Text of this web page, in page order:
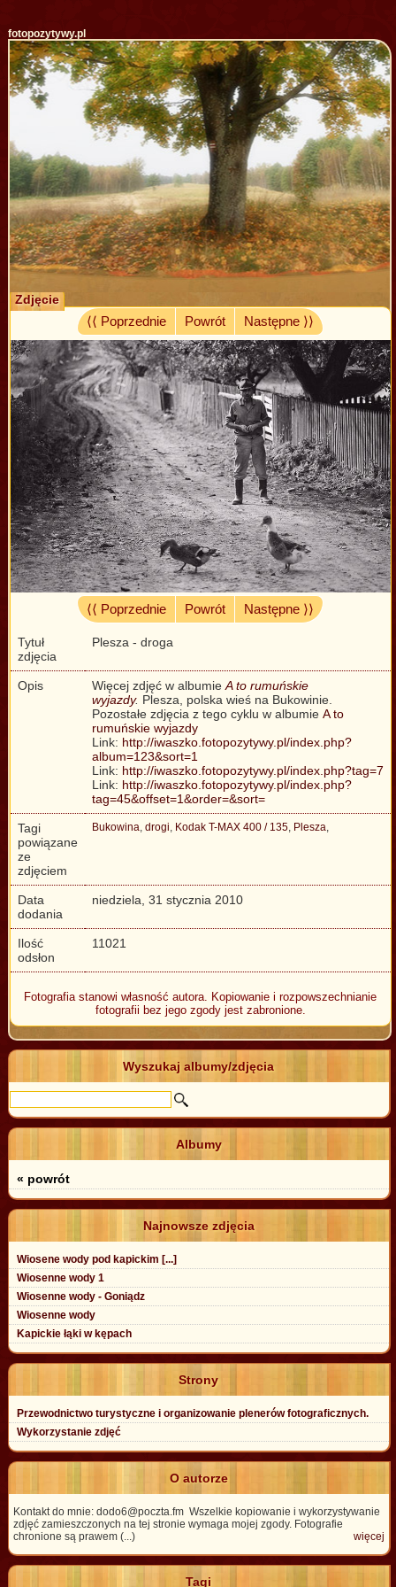
fotopozytywy.pl
Zdjęcie
⟨⟨ Poprzednie
Powrót Następne ⟩⟩
⟨⟨ Poprzednie Powrót Następne ⟩⟩
Tytuł
zdjęcia
Plesza - droga
Opis Więcej zdjęć w albumie A to rumuńskie
wyjazdy. Plesza, polska wieś na Bukowinie.
Pozostałe zdjęcia z tego cyklu w albumie A to
rumuńskie wyjazdy
Link: http://iwaszko.fotopozytywy.pl/index.php?
album=123&sort=1
Link: http://iwaszko.fotopozytywy.pl/index.php?tag=7
Link: http://iwaszko.fotopozytywy.pl/index.php?
tag=45&offset=1&order=&sort=
Tagi
powiązane
ze
zdjęciem
Bukowina drogi Kodak T-MAX 400 / 135, Plesza
Data
dodania
niedziela, 31 stycznia 2010
Ilość
odsłon
11021
Fotografia stanowi własność autora. Kopiowanie i rozpowszechnianie
fotografii bez jego zgody jest zabronione.
Wyszukaj albumy/zdjęcia
Albumy
« powrót
Najnowsze zdjęcia
Wiosene wody pod kapickim [...]
Wiosenne wody 1
Wiosenne wody - Goniądz
Wiosenne wody
Kapickie łąki w kępach
Strony
Przewodnictwo turystyczne i organizowanie plenerów fotograficznych.
Wykorzystanie zdjęć
O autorze
Kontakt do mnie: dodo6@poczta.fm Wszelkie kopiowanie i wykorzystywanie
zdjęć zamieszczonych na tej stronie wymaga mojej zgody. Fotografie
chronione są prawem (...)
więcej
Tagi